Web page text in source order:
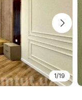
1/19